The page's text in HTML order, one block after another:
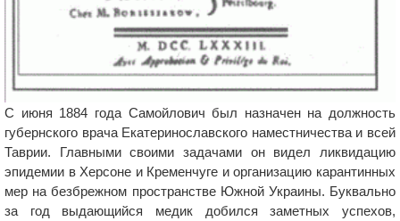
С июня 1884 года Самойлович был назначен на должность
губернского врача Екатеринославского наместничества и всей
Таврии. Главными своими задачами он видел ликвидацию
эпидемии в Херсоне и Кременчуге и организацию карантинных
мер на безбрежном пространстве Южной Украины. Буквально
за год выдающийся медик добился заметных успехов,